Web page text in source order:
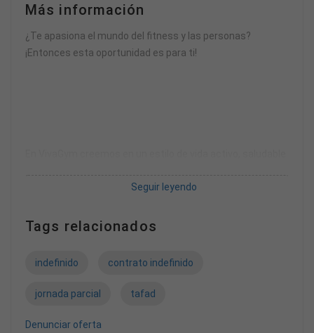
Más información
¿Te apasiona el mundo del fitness y las personas?
¡Entonces esta oportunidad es para ti!
constante crecimiento, con un equipo dinámico,
a alcanzar sus objetivos.
Buscamos personas con actitud positiva, energía, y
Seguir leyendo
Tags relacionados
indefinido contrato indefinido
jornada parcial tafad
Denunciar oferta